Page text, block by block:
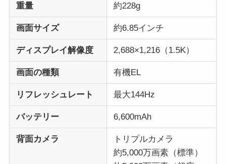
重量 約228g
画面サイズ 約6.85インチ
ディスプレイ解像度 2,688×1,216（1.5K）
画面の種類 有機EL
リフレッシュレート 最大144Hz
バッテリー 6,600mAh
背面カメラ
トリプルカメラ
約5,000万画素（標準）